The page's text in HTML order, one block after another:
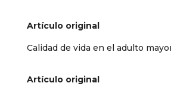
Artículo original
Calidad de vida en el adulto
Artículo original